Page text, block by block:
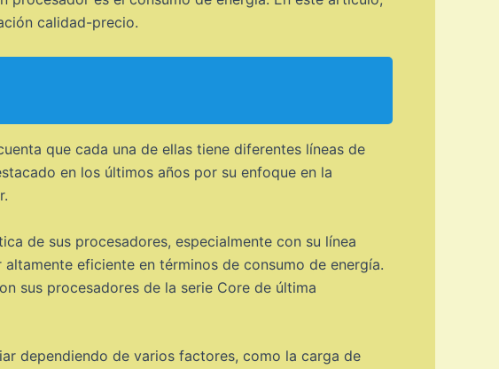
calidad-precio.
que cada una de ellas tiene diferentes líneas de
en los últimos años por su enfoque en la
de sus procesadores, especialmente con su línea
eficiente en términos de consumo de energía.
sus procesadores de la serie Core de última
dependiendo de varios factores, como la carga de